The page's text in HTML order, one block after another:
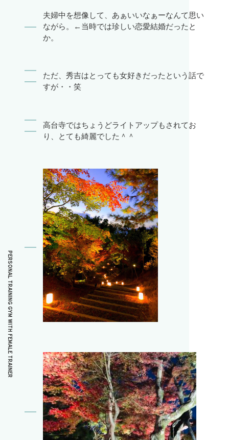
PERSONAL TRAINING GYM WITH FEMALE TRAINER
夫婦中を想像して、あぁいいなぁーなんて思い
ながら。←当時では珍しい恋愛結婚だったと
か。
ただ、秀吉はとっても女好きだったという話で
すが・・笑
高台寺ではちょうどライトアップもされてお
り、とても綺麗でした＾＾